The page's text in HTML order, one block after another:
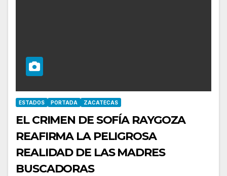
ESTADOS PORTADA ZACATECAS
EL CRIMEN DE SOFÍA RAYGOZA
REAFIRMA LA PELIGROSA
REALIDAD DE LAS MADRES
BUSCADORAS